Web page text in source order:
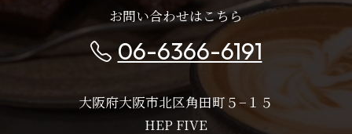
お問い合わせはこちら
06-6366-6191
大阪府大阪市北区角田町５−１５
HEP FIVE